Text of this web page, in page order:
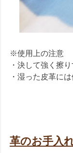
※使用上の注意
・決して強く擦
・湿った皮革に
革のお手入